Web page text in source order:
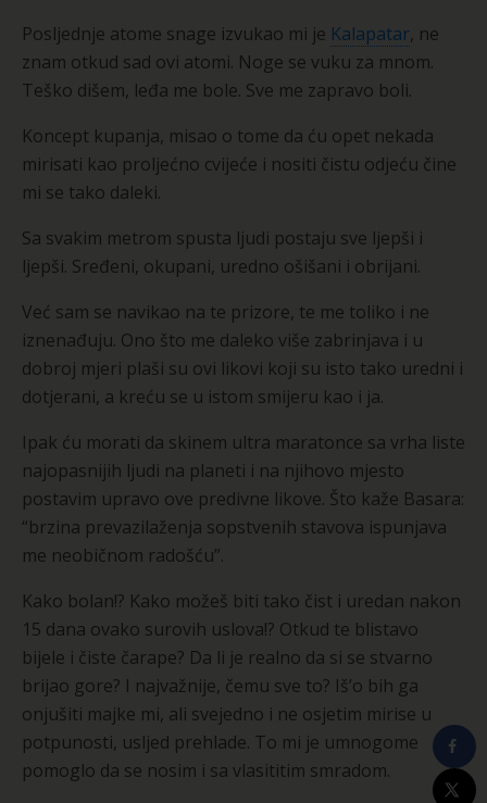
Posljednje atome snage izvukao mi je Kalapatar, ne
znam otkud sad ovi atomi. Noge se vuku za mnom.
Teško dišem, leđa me bole. Sve me zapravo boli.
Koncept kupanja, misao o tome da ću opet nekada
mirisati kao proljećno cvijeće i nositi čistu odjeću čine
mi se tako daleki.
Sa svakim metrom spusta ljudi postaju sve ljepši i
ljepši. Sređeni, okupani, uredno ošišani i obrijani.
Već sam se navikao na te prizore, te me toliko i ne
iznenađuju. Ono što me daleko više zabrinjava i u
dobroj mjeri plaši su ovi likovi koji su isto tako uredni i
dotjerani, a kreću se u istom smijeru kao i ja.
Ipak ću morati da skinem ultra maratonce sa vrha liste
najopasnijih ljudi na planeti i na njihovo mjesto
postavim upravo ove predivne likove. Što kaže Basara:
“brzina prevazilaženja sopstvenih stavova ispunjava
me neobičnom radošću”.
Kako bolan!? Kako možeš biti tako čist i uredan nakon
15 dana ovako surovih uslova!? Otkud te blistavo
bijele i čiste čarape? Da li je realno da si se stvarno
brijao gore? I najvažnije, čemu sve to? Iš’o bih ga
onjušiti majke mi, ali svejedno i ne osjetim mirise u
potpunosti, usljed prehlade. To mi je umnogome
pomoglo da se nosim i sa vlasititim smradom.